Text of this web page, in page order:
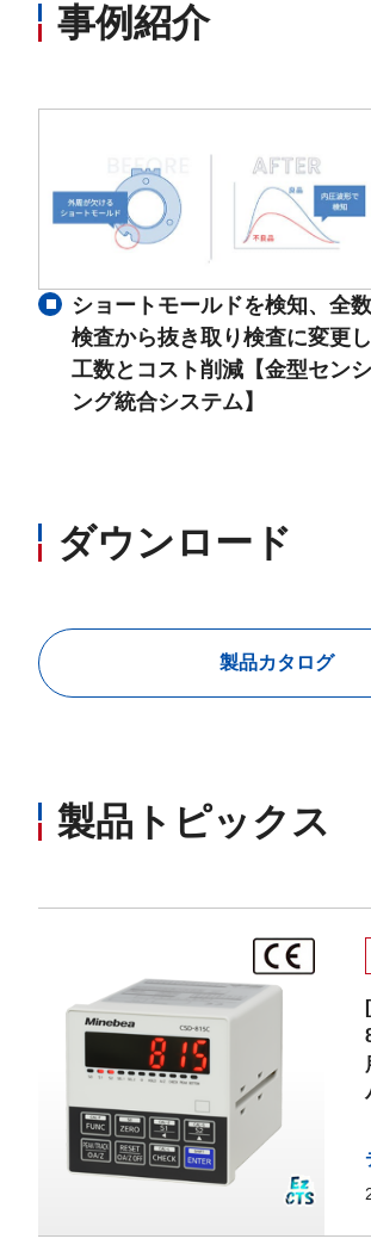
事例紹介
ショートモールドを検知、全数
検査から抜き取り検査に変更し
工数とコスト削減【金型センシ
ング統合システム】
ダウンロード
製品カタログ
製品トピックス